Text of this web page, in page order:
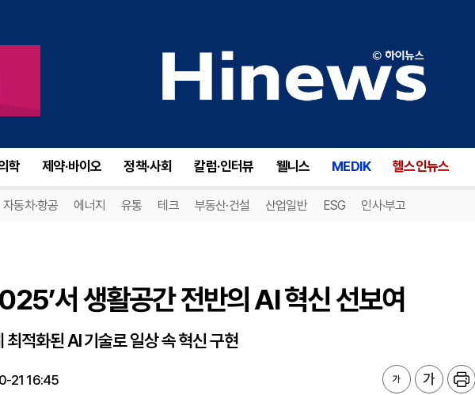
학 제약·바이오 정책·사회 칼럼·인터뷰 웰니스 MEDIK 헬스인뉴스
자동차·항공 에너지 유통 테크 부동산·건설 산업일반 ESG 인사·부고
서 생활공간 전반의 AI 혁신 선보여
최적화된 AI 기술로 일상 속 혁신 구현
21 16:45